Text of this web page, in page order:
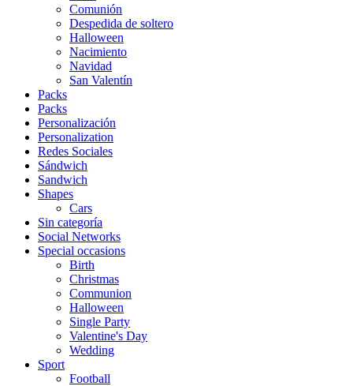
Comunión
Despedida de soltero
Halloween
Nacimiento
Navidad
San Valentín
Packs
Packs
Personalización
Personalization
Redes Sociales
Sándwich
Sandwich
Shapes
Cars
Sin categoría
Social Networks
Special occasions
Birth
Christmas
Communion
Halloween
Single Party
Valentine's Day
Wedding
Sport
Football